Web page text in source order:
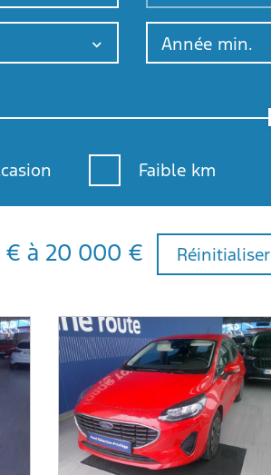
Année min.
Faible km
à 20 000 € Réinitialiser